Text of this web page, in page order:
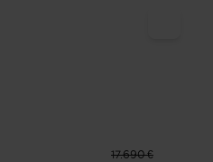
17.690 €